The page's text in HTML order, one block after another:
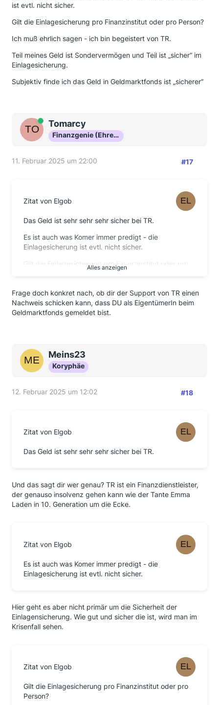
ist evtl. nicht sicher.
Gilt die Einlagesicherung pro Finanzinstitut oder pro Person?
Ich muß ehrlich sagen - ich bin begeistert von TR.
Teil meines Geld ist Sondervermögen und Teil ist „sicher“ im
Einlagesicherung.
Subjektiv finde ich das Geld in Geldmarktfonds ist „sicherer“
OnlineTomarcy
Finanzgenie (Ehrenmitglied)
11. Februar 2025 um 22:00 #17
Zitat von Elgob
Das Geld ist sehr sehr sehr sicher bei TR.
Es ist auch was Komer immer predigt - die
Einlagesicherung ist evtl. nicht sicher.
Gilt die Einlagesicherung pro Finanzinstitut oder pro
Ich muß ehrlich sagen - ich bin begeistert von TR.
Teil meines Geld ist Sondervermögen und Teil ist
„sicher“ im Einlagesicherung.
Alles anzeigen
Frage doch konkret nach, ob dir der Support von TR einen
Nachweis schicken kann, dass DU als EigentümerIn beim
Geldmarktfonds gemeldet bist.
Meins23
Koryphäe
12. Februar 2025 um 12:02 #18
Zitat von Elgob
Das Geld ist sehr sehr sehr sicher bei TR.
Und das sagt dir wer genau? TR ist ein Finanzdienstleister,
der genauso insolvenz gehen kann wie der Tante Emma
Laden in 10. Generation um die Ecke.
Zitat von Elgob
Es ist auch was Komer immer predigt - die
Einlagesicherung ist evtl. nicht sicher.
Hier geht es aber nicht primär um die Sicherheit der
Einlagensicherung. Wie gut und sicher die ist, wird man im
Krisenfall sehen.
Zitat von Elgob
Gilt die Einlagesicherung pro Finanzinstitut oder pro
Person?